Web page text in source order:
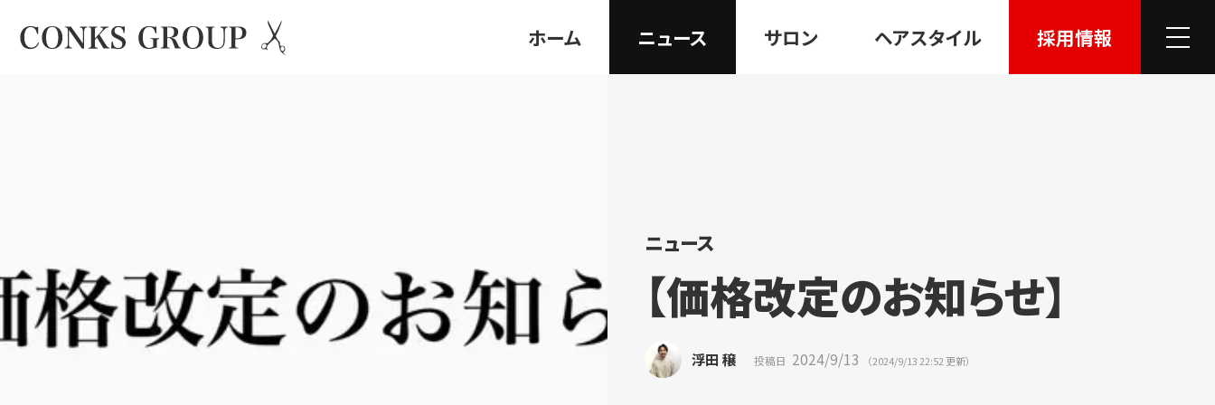
ホーム ニュース サロン ヘアスタイル 採用情報
ニュース
【価格改定のお知らせ】
浮田 穣 投稿日 2024/9/13 （2024/9/13 22:52 更新）